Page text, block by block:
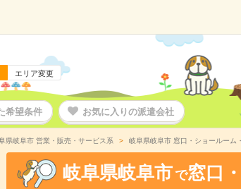
エリア変更
希望条件 お気に入りの派遣会社
県岐阜市 営業・販売・サービス系 岐阜県岐阜市 窓口・ショールーム
岐阜県岐阜市 で窓口